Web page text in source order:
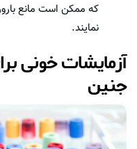
که ممکن است مانع
نمایند.
آزمایشات خونی
جنین